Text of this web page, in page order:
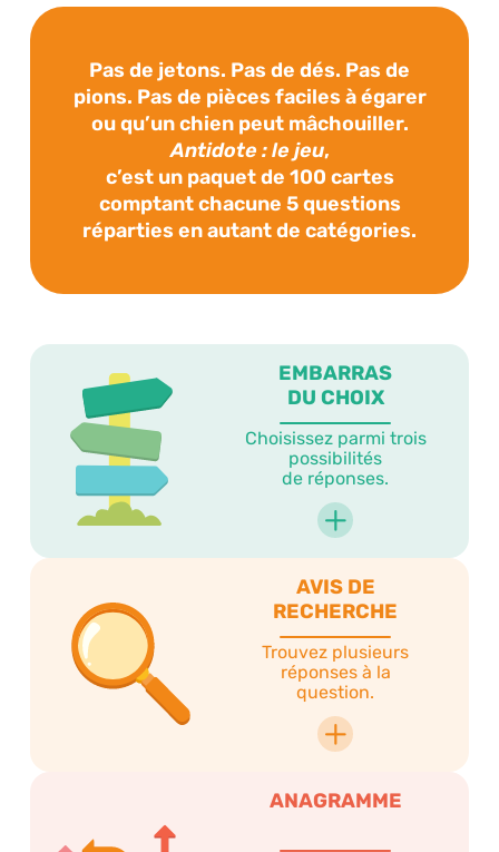
Pas de jetons. Pas de dés. Pas de
pions. Pas de pièces facilesà égarer
ou qu’un chien peut mâchouiller.
Antidote : le jeu,
c’est un paquet de 100 cartes
comptantchacune 5 questions
répartiesen autant de catégories.
EMBARRAS
DU CHOIX
Choisissez parmi trois
possibilités
de réponses.
AVIS DE
RECHERCHE
Trouvez plusieurs
réponses à la
question.
ANAGRAMME